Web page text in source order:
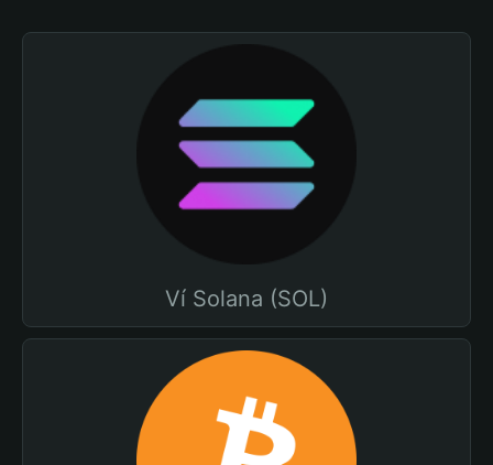
Ví Solana (SOL)